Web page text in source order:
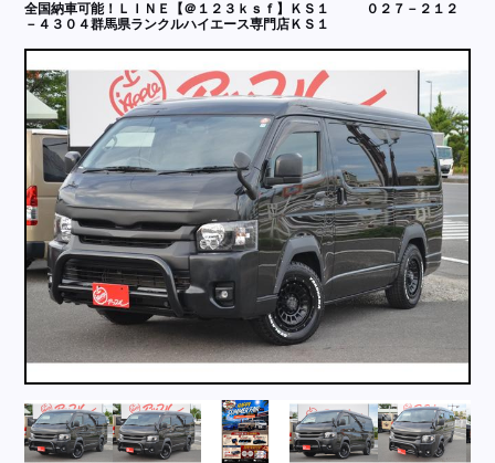
コラム
ニュース
営業日
お問い合わせ
採用情報
店舗問い合わせ
全国納車可能！ＬＩＮＥ【＠１２３ｋｓｆ】ＫＳ１
０２７－２１２
－４３０４群馬県ランクルハイエース専門店ＫＳ１